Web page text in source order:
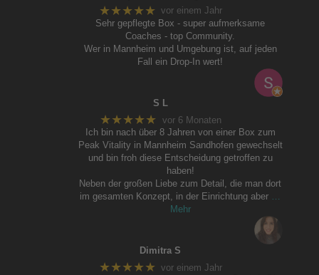
★★★★★ vor einem Jahr
Sehr gepflegte Box - super aufmerksame
Coaches - top Community.
Wer in Mannheim und Umgebung ist, auf jeden
Fall ein Drop-In wert!
S L
★★★★★ vor 6 Monaten
Ich bin nach über 8 Jahren von einer Box zum
Peak Vitality in Mannheim Sandhofen gewechselt
und bin froh diese Entscheidung getroffen zu
haben!
Neben der großen Liebe zum Detail, die man dort
im gesamten Konzept, in der Einrichtung aber …
Mehr
Dimitra S
★★★★★ vor einem Jahr